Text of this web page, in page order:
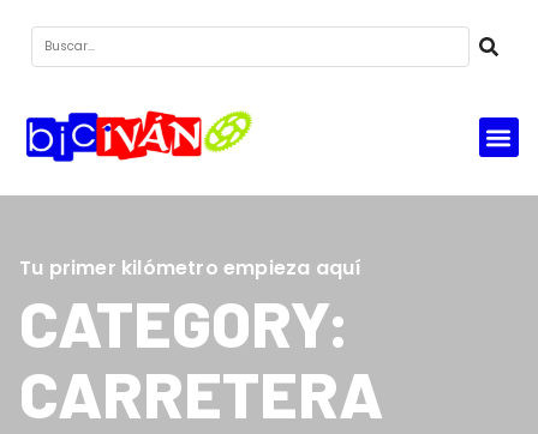
Tu primer kilómetro empieza aquí
CATEGORY:
CARRETERA